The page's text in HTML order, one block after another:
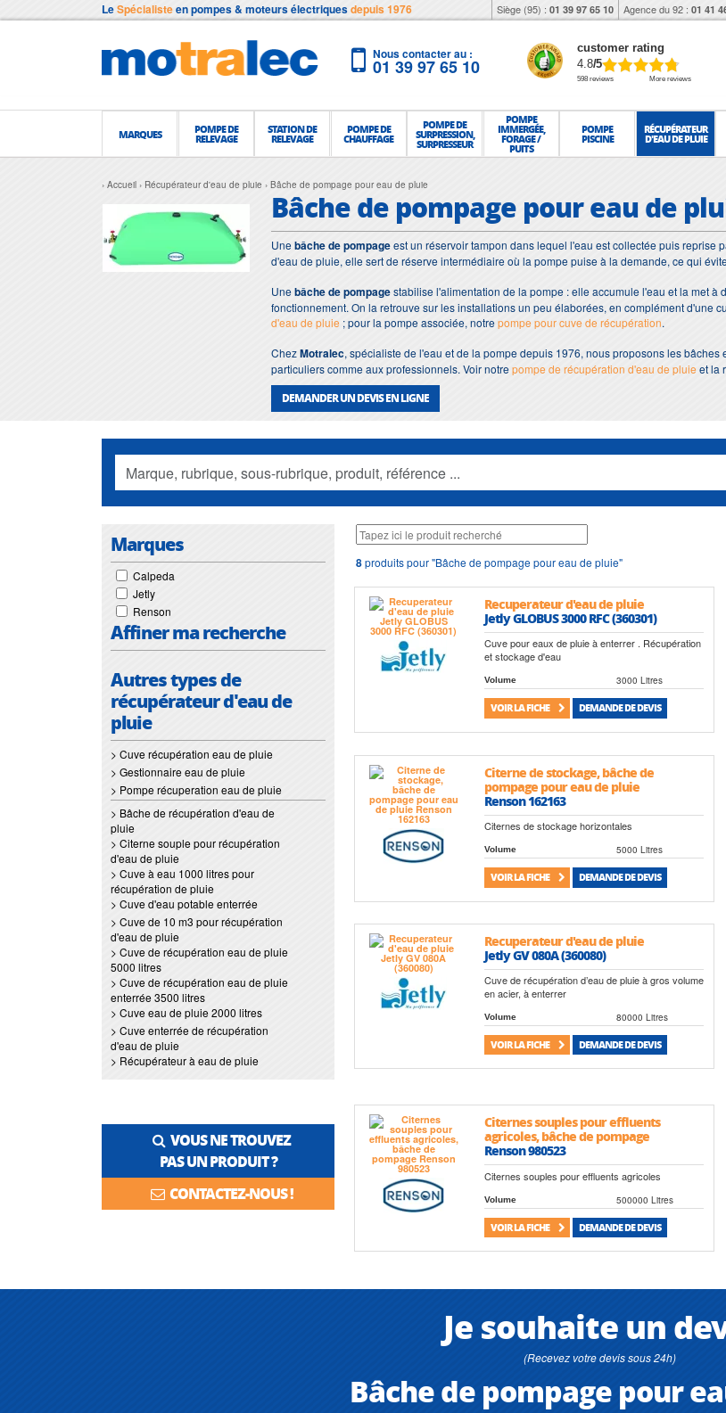
LeSpécialisteen pompes & moteurs électriquesdepuis 1976 Siège (95) : 01 39 97 65 10 Agence du 92 : 01 41
Nous contacter au :
01 39 97 65 10
customer rating
4.8/5
598 reviews More reviews
MARQUES POMPE DE
RELEVAGE
STATION DE
RELEVAGE
POMPE DE
CHAUFFAGE
POMPE DE
SURPRESSION,
SURPRESSEUR
POMPE
IMMERGÉE,
FORAGE /
PUITS
POMPE
PISCINE
RÉCUPÉRATEUR
D'EAU DE PLUIE
Accueil Récupérateur d'eau de pluie Bâche de pompage pour eau de pluie
Bâche de pompage pour eau de
Unebâche de pompageest un réservoir tampon dans lequel l'eau est collectée puis
d'eau de pluie, elle sert de réserve intermédiaire où la pompe puise à la demande, ce qui
Unebâche de pompagestabilise l'alimentation de la pompe : elle accumule l'eau et la met
fonctionnement. On la retrouve sur les installations un peu élaborées, en complément d'une
d'eau de pluie ; pour la pompe associée, notrepompe pour cuve de récupération.
ChezMotralec, spécialiste de l'eau et de la pompe depuis 1976, nous proposons les
particuliers comme aux professionnels. Voir notrepompe de récupération d'eau de pluie et la
DEMANDER UN DEVIS EN LIGNE
Marques
Calpeda
Jetly
Renson
Affiner ma recherche
Autres types de
récupérateur d'eau de
pluie
> Cuve récupération eau de pluie
> Gestionnaire eau de pluie
> Pompe récuperation eau de pluie
> Bâche de récupération d'eau de
pluie
> Citerne souple pour récupération
d'eau de pluie
> Cuve à eau 1000 litres pour
récupération de pluie
> Cuve d'eau potable enterrée
> Cuve de 10 m3 pour récupération
d'eau de pluie
> Cuve de récupération eau de pluie
5000 litres
> Cuve de récupération eau de pluie
enterrée 3500 litres
> Cuve eau de pluie 2000 litres
> Cuve enterrée de récupération
d'eau de pluie
> Récupérateur à eau de pluie
VOUS NE TROUVEZ
PAS UN PRODUIT ?
CONTACTEZ-NOUS !
8produits pour "Bâche de pompage pour eau de pluie"
Recuperateur d'eau de pluie
Jetly GLOBUS 3000 RFC (360301)
Cuve pour eaux de pluie à enterrer . Récupération
et stockage d'eau
Volume 3000 Litres
VOIR LA FICHE DEMANDE DE DEVIS
Citerne de stockage, bâche de
pompage pour eau de pluie
Renson 162163
Citernes de stockage horizontales
Volume 5000 Litres
VOIR LA FICHE DEMANDE DE DEVIS
Recuperateur d'eau de pluie
Jetly GV 080A (360080)
Cuve de récupération d’eau de pluie à gros volume
en acier, à enterrer
Volume 80000 Litres
VOIR LA FICHE DEMANDE DE DEVIS
Citernes souples pour effluents
agricoles, bâche de pompage
Renson 980523
Citernes souples pour effluents agricoles
Volume 500000 Litres
VOIR LA FICHE DEMANDE DE DEVIS
Je souhaite un
(Recevez votre devis sous 24h)
Bâche de pompage pour